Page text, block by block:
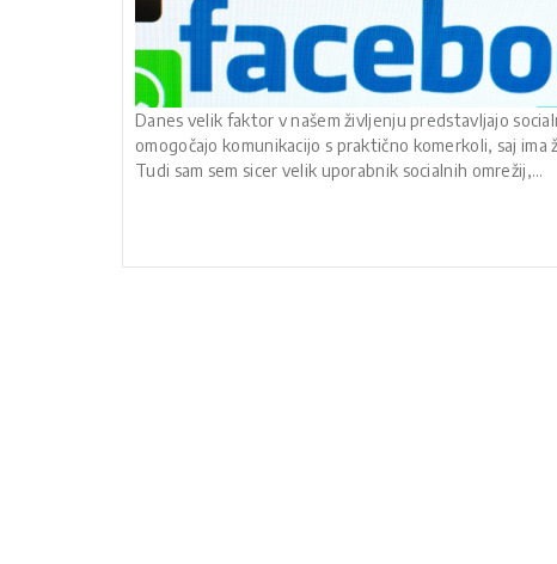
Danes velik faktor v našem življenju predstavljajo
omogočajo komunikacijo s praktično komerkoli, saj
Tudi sam sem sicer velik uporabnik socialnih omrežij,…